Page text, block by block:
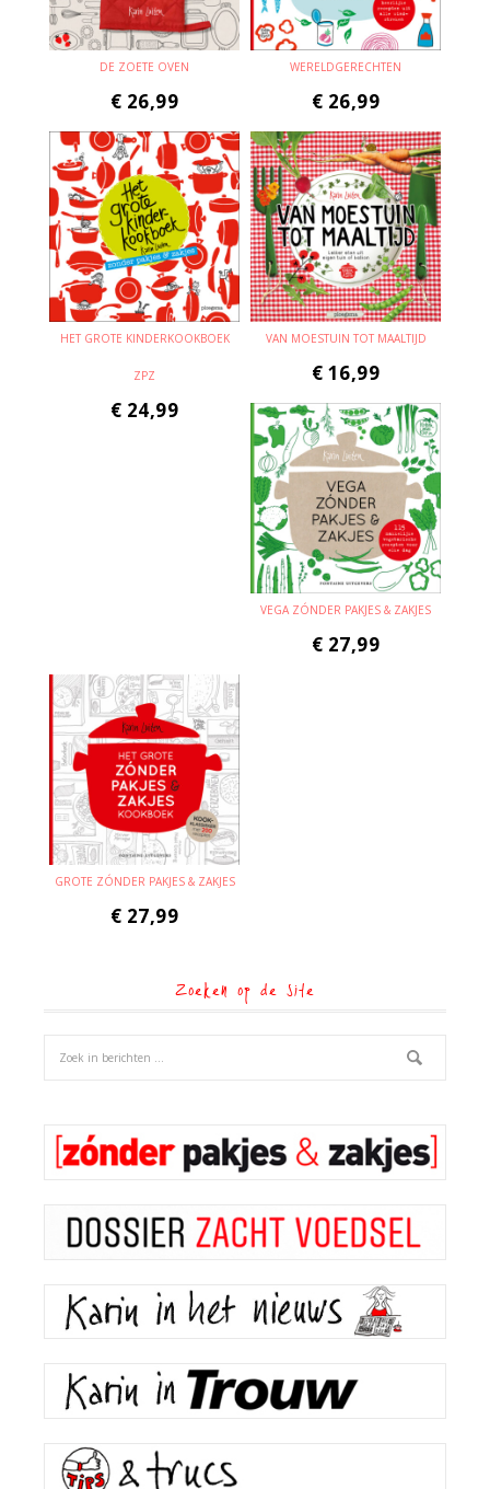
DE ZOETE OVEN
€ 26,99
WERELDGERECHTEN
€ 26,99
HET GROTE KINDERKOOKBOEK
ZPZ
€ 24,99
VAN MOESTUIN TOT MAALTIJD
€ 16,99
VEGA ZÓNDER PAKJES & ZAKJES
€ 27,99
GROTE ZÓNDER PAKJES & ZAKJES
€ 27,99
Zoeken op de site